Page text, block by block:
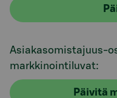
Asiakasomistajuus-
markkinointiluvat:
Päivitä